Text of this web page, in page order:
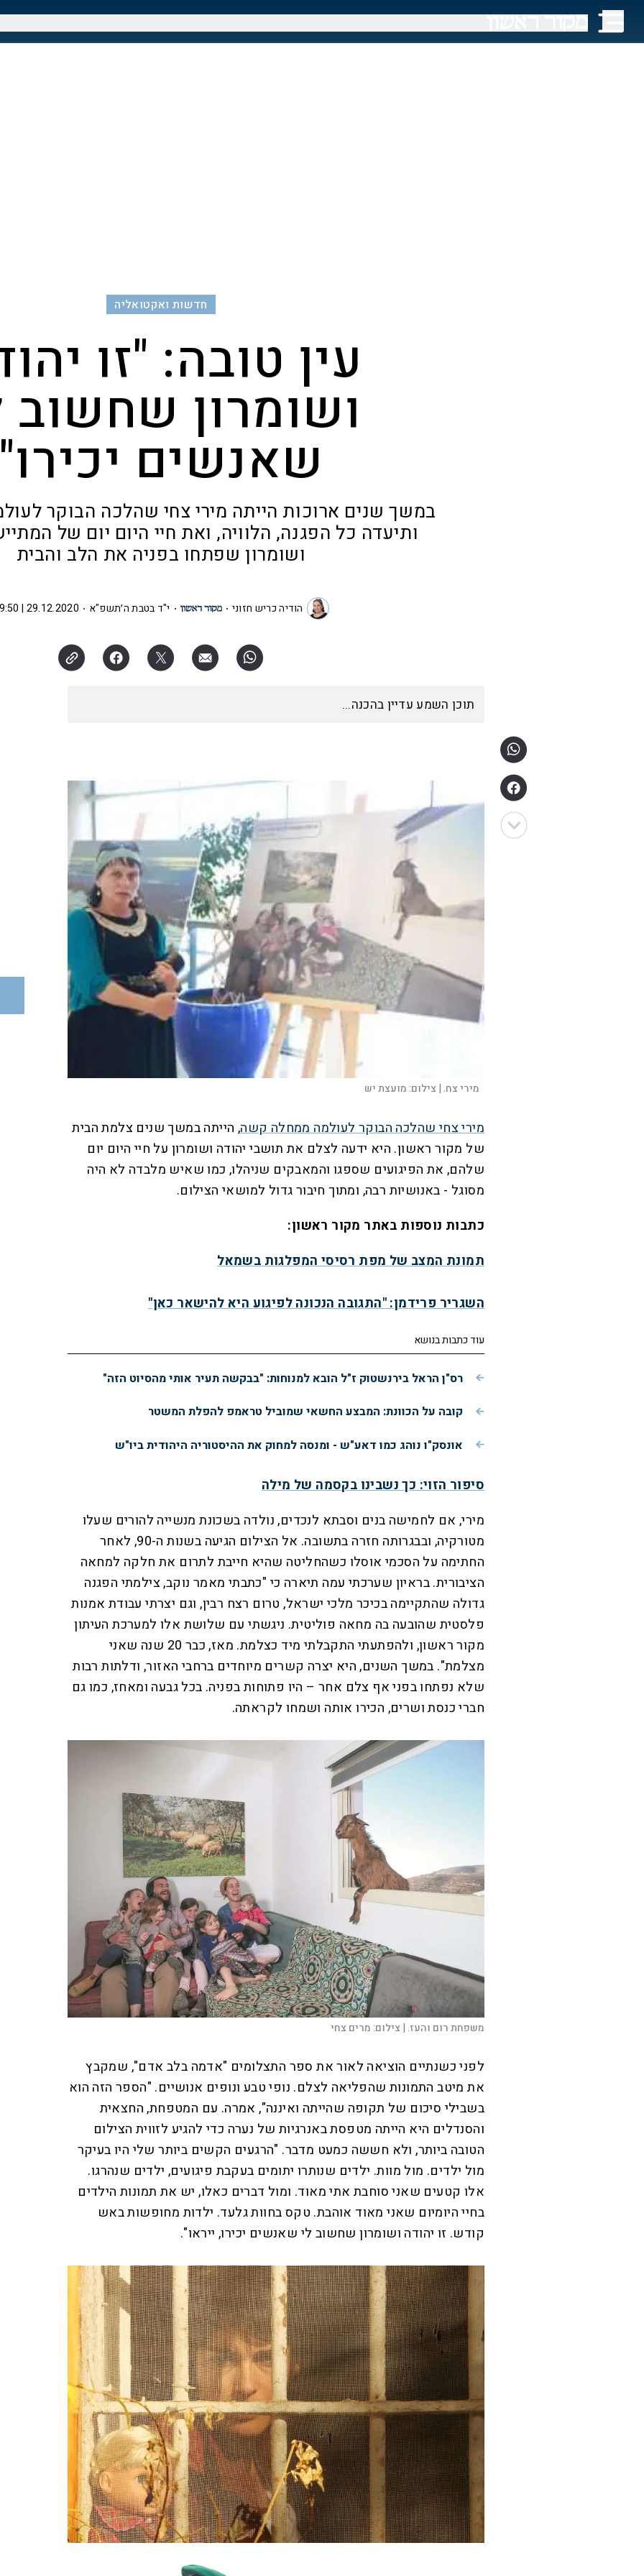
חדשות ואקטואליה
עין טובה: "זו
ושומרון שחשוב
שאנשים יכירו"
במשך שנים ארוכות הייתה מירי צחי שהלכה הבוקר
ותיעדה כל הפגנה, הלוויה, ואת חיי היום יום של
ושומרון שפתחו בפניה את הלב והבית
הודיה כריש חזוני י"ד בטבת ה׳תשפ"א 29.12.2020 | 09:50
תוכן השמע עדיין בהכנה...
מירי צח. | צילום:מועצת יש
מירי צחי שהלכה הבוקר לעולמה ממחלה קשה, הייתה במשך שנים צלמת הבית
של מקור ראשון. היא ידעה לצלם את תושבי יהודה ושומרון על חיי היום יום
שלהם, את הפיגועים שספגו והמאבקים שניהלו, כמו שאיש מלבדה לא היה
מסוגל - באנושיות רבה, ומתוך חיבור גדול למושאי הצילום.
כתבות נוספות באתר מקור ראשון:
תמונת המצב של מפת רסיסי המפלגות בשמאל
השגריר פרידמן: "התגובה הנכונה לפיגוע היא להישאר כאן"
עוד כתבות בנושא
רס"ן הראל בירנשטוק ז"ל הובא למנוחות: "בבקשה תעיר אותי מהסיוט הזה"
קובה על הכוונת: המבצע החשאי שמוביל טראמפ להפלת המשטר
אונסק"ו נוהג כמו דאע"ש - ומנסה למחוק את ההיסטוריה היהודית ביו"ש
סיפור הזוי: כך נשבינו בקסמה של מילה
מירי, אם לחמישה בנים וסבתא לנכדים, נולדה בשכונת מנשייה להורים שעלו
מטורקיה, ובבגרותה חזרה בתשובה. אל הצילום הגיעה בשנות ה-90, לאחר
החתימה על הסכמי אוסלו כשהחליטה שהיא חייבת לתרום את חלקה למחאה
הציבורית. בראיון שערכתי עמה תיארה כי "כתבתי מאמר נוקב, צילמתי הפגנה
גדולה שהתקיימה בכיכר מלכי ישראל, טרום רצח רבין, וגם יצרתי עבודת אמנות
פלסטית שהובעה בה מחאה פוליטית. ניגשתי עם שלושת אלו למערכת העיתון
מקור ראשון, ולהפתעתי התקבלתי מיד כצלמת. מאז, כבר 20 שנה שאני
מצלמת". במשך השנים, היא יצרה קשרים מיוחדים ברחבי האזור, ודלתות רבות
שלא נפתחו בפני אף צלם אחר – היו פתוחות בפניה. בכל גבעה ומאחז, כמו גם
חברי כנסת ושרים, הכירו אותה ושמחו לקראתה.
משפחת רום והעז. | צילום:מרים צחי
לפני כשנתיים הוציאה לאור את ספר התצלומים "אדמה בלב אדם", שמקבץ
את מיטב התמונות שהפליאה לצלם. נופי טבע ונופים אנושיים. "הספר הזה הוא
בשבילי סיכום של תקופה שהייתה ואיננה", אמרה. עם המטפחת, החצאית
והסנדלים היא הייתה מטפסת באנרגיות של נערה כדי להגיע לזווית הצילום
הטובה ביותר, ולא חששה כמעט מדבר. "הרגעים הקשים ביותר שלי היו בעיקר
מול ילדים. מול מוות. ילדים שנותרו יתומים בעקבת פיגועים, ילדים שנהרגו.
אלו קטעים שאני סוחבת אתי מאוד. ומול דברים כאלו, יש את תמונות הילדים
בחיי היומיום שאני מאוד אוהבת. טקס בחוות גלעד. ילדות מחופשות באש
קודש. זו יהודה ושומרון שחשוב לי שאנשים יכירו, ייראו".